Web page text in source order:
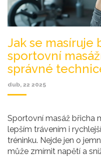
Jak se masíruje
sportovní
správné
dub, 22 2025
Sportovní masáž břicha
lepším trávením i
tréninku. Nejde jen o
může zmírnit napětí a